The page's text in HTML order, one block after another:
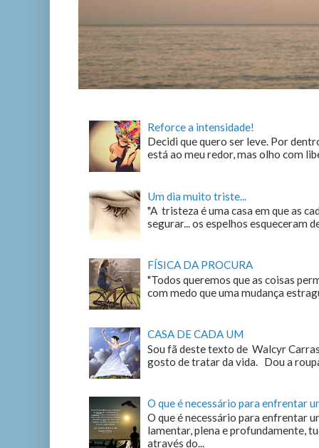
Reforce a intensidade!
Decidi que quero ser leve. Por
está ao meu redor, mas olho com
Um dia muito triste...
"A tristeza é uma casa em que as
segurar... os espelhos esqueceram
FÍSICA DA PROCURA
"Todos queremos que as coisas
com medo que uma mudança
CASA DE CADA UM
Sou fã deste texto de Walcyr
gosto de tratar da vida. Dou a
O que é necessário para enfrentar
O que é necessário para enfrentar
lamentar, plena e profundamente,
através do...